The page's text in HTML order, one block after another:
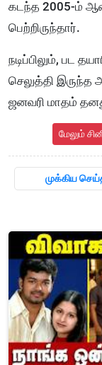
கடந்த 2005-ம்
பெற்றிருந்தார்.
நடிப்பிலும், பட
செலுத்தி
ஜனவரி மாதம்
மேலும்
முக்கிய